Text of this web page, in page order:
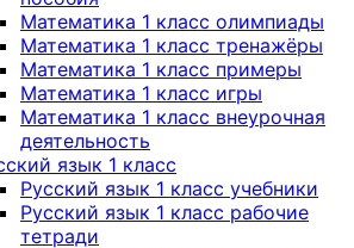
Математика 1 класс олимпиады
Математика 1 класс тренажёры
Математика 1 класс примеры
Математика 1 класс игры
Математика 1 класс внеурочная
деятельность
язык 1 класс
Русский язык 1 класс учебники
Русский язык 1 класс рабочие
тетради